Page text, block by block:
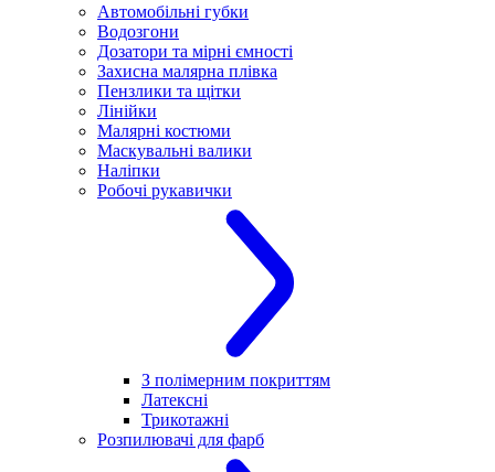
Автомобільні губки
Водозгони
Дозатори та мірні ємності
Захисна малярна плівка
Пензлики та щітки
Лінійки
Малярні костюми
Маскувальні валики
Наліпки
Робочі рукавички
З полімерним покриттям
Латексні
Трикотажні
Розпилювачі для фарб